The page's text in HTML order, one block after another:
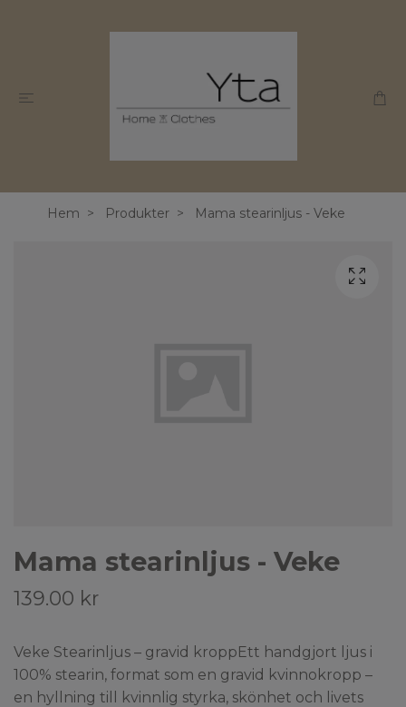
Hem Produkter Mama stearinljus - Veke
Mama stearinljus - Veke
139.00 kr
Veke Stearinljus – gravid kroppEtt handgjort ljus i
100% stearin, format som en gravid kvinnokropp –
en hyllning till kvinnlig styrka, skönhet och livets